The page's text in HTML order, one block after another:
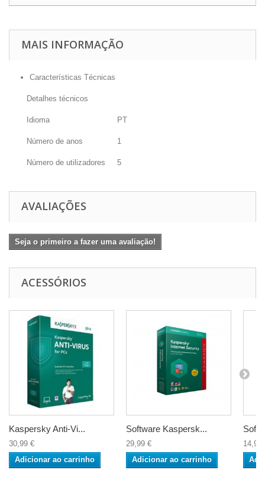
MAIS INFORMAÇÃO
Características Técnicas
Detalhes técnicos
Idioma PT
Número de anos 1
Número de utilizadores 5
AVALIAÇÕES
Seja o primeiro a fazer uma avaliação!
ACESSÓRIOS
Kaspersky Anti-Vi...
30,99 €
Adicionar ao carrinho
Software Kaspersk...
29,99 €
Adicionar ao carrinho
14,99